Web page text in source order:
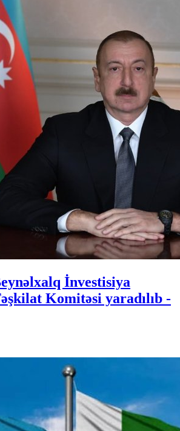
İnvestisiya
Komitəsi yaradılıb -